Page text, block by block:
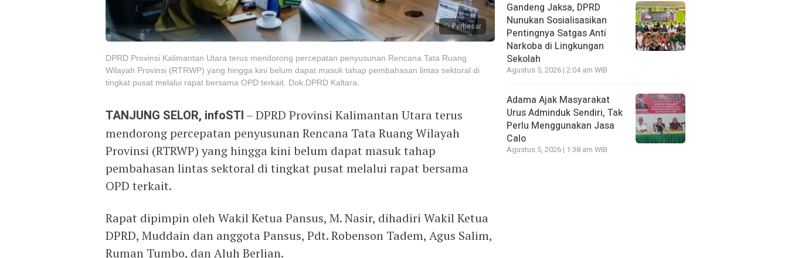
Perbesar
DPRD Provinsi Kalimantan Utara terus mendorong percepatan penyusunan Rencana Tata Ruang
Wilayah Provinsi (RTRWP) yang hingga kini belum dapat masuk tahap pembahasan lintas sektoral di
tingkat pusat melalui rapat bersama OPD terkait. Dok.DPRD Kaltara.
TANJUNG SELOR, infoSTI – DPRD Provinsi Kalimantan Utara terus
mendorong percepatan penyusunan Rencana Tata Ruang Wilayah
Provinsi (RTRWP) yang hingga kini belum dapat masuk tahap
pembahasan lintas sektoral di tingkat pusat melalui rapat bersama
OPD terkait.
Rapat dipimpin oleh Wakil Ketua Pansus, M. Nasir, dihadiri Wakil Ketua
DPRD, Muddain dan anggota Pansus, Pdt. Robenson Tadem, Agus Salim,
Ruman Tumbo, dan Aluh Berlian.
Gandeng Jaksa, DPRD
Nunukan Sosialisasikan
Pentingnya Satgas Anti
Narkoba di Lingkungan
Sekolah
Agustus 5, 2026 | 2:04 am WIB
Adama Ajak Masyarakat
Urus Adminduk Sendiri, Tak
Perlu Menggunakan Jasa
Calo
Agustus 5, 2026 | 1:38 am WIB